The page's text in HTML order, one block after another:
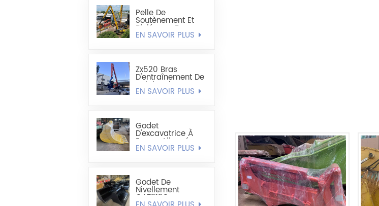
Pelle De
Soutènement Et
D'alésage De
Palplanches En
EN SAVOIR PLUS
Zx520 Bras
D'entraînement De
Palplanches En
Acier En Forme De
EN SAVOIR PLUS
Godet
D'excavatrice À
Forme Allongée -
Godet Minier
EN SAVOIR PLUS
Godet De
Nivellement
CAT312C